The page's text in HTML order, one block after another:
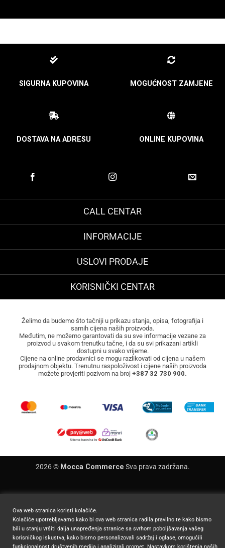
SIGURNA KUPOVINA MOGUĆNOST ZAMJENE
DOSTAVA NA ADRESU ONLINE KUPOVINA
CALL CENTAR
INFORMACIJE
USLOVI PRODAJE
KORISNIČKI CENTAR
Želimo da budemo što tačniji u prikazu stanja, opisa, fotografija i
samih cijena naših proizvoda.
Međutim, ne možemo garantovati da su sve informacije vezane za
proizvod u svakom trenutku tačne, i da su svi prikazani artikli
dostupni u svako vrijeme.
Cijene na online prodavnici se mogu razlikovati od cijena u našem
prodajnom objektu. Trenutnu raspoloživost i cijene naših proizvoda
možete provjeriti pozivom na broj +387 32 730 900.
2026 © Mocca Commerce Sva prava zadržana.
Ova web stranica koristi kolačiće.
Kolačiće upotrebljavamo kako bi ova web stranica radila pravilno te kako bismo
bili u stanju vršiti dalja unapređenja stranice sa svrhom poboljšavanja vašeg
korisničkog iskustva, kako bismo personalizovali sadržaj i oglase, omogućili